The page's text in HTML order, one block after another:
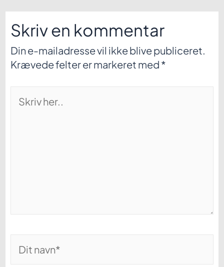
Skriv en kommentar
Din e-mailadresse vil ikke blive publiceret.
Krævede felter er markeret med *
her..
navn*